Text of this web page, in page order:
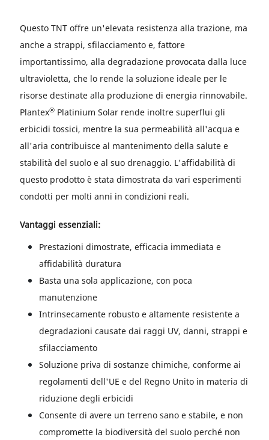
Questo TNT offre un'elevata resistenza alla trazione, ma
anche a strappi, sfilacciamento e, fattore
importantissimo, alla degradazione provocata dalla luce
ultravioletta, che lo rende la soluzione ideale per le
risorse destinate alla produzione di energia rinnovabile.
Plantex® Platinium Solar rende inoltre superflui gli
erbicidi tossici, mentre la sua permeabilità all'acqua e
all'aria contribuisce al mantenimento della salute e
stabilità del suolo e al suo drenaggio. L'affidabilità di
questo prodotto è stata dimostrata da vari esperimenti
condotti per molti anni in condizioni reali.
Vantaggi essenziali:
Prestazioni dimostrate, efficacia immediata e
affidabilità duratura
Basta una sola applicazione, con poca
manutenzione
Intrinsecamente robusto e altamente resistente a
degradazioni causate dai raggi UV, danni, strappi e
sfilacciamento
Soluzione priva di sostanze chimiche, conforme ai
regolamenti dell'UE e del Regno Unito in materia di
riduzione degli erbicidi
Consente di avere un terreno sano e stabile, e non
compromette la biodiversità del suolo perché non